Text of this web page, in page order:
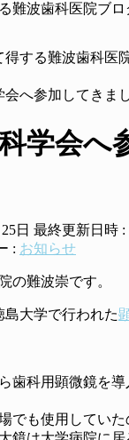
難波歯科医院ブロ
得する難波歯科医
会へ参加してきま
学会へ
日 最終更新日時 :
: お知らせ
難波崇です。
島大学で行われた
歯科用顕微鏡を
でも使用してい